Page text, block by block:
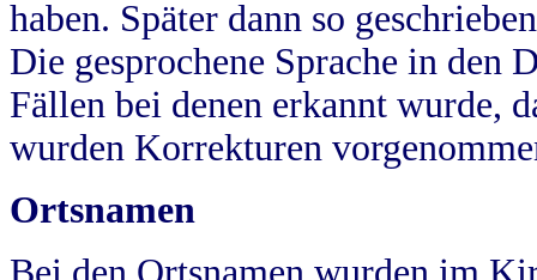
haben. Später dann so
Die gesprochene Sprache in
Fällen bei denen erkannt wurde,
wurden Korrekturen
Ortsnamen